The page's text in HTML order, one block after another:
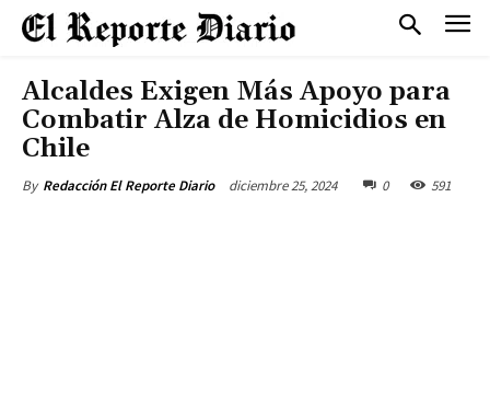
Alcaldes Exigen Más Apoyo para
Combatir Alza de Homicidios en
Chile
By Redacción El Reporte Diario diciembre 25, 2024 0 591